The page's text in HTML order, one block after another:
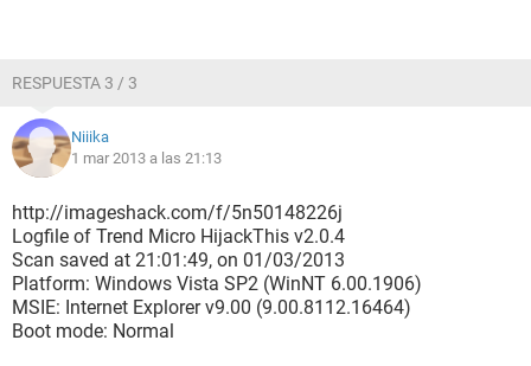
RESPUESTA 3 / 3
Niiika
1 mar 2013 a las 21:13
http://imageshack.com/f/5n50148226j
Logfile of Trend Micro HijackThis v2.0.4
Scan saved at 21:01:49, on 01/03/2013
Platform: Windows Vista SP2 (WinNT 6.00.1906)
MSIE: Internet Explorer v9.00 (9.00.8112.16464)
Boot mode: Normal